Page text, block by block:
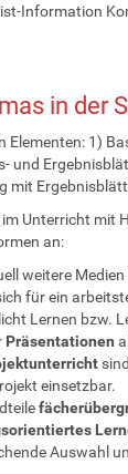
Information
in der
Elementen: 1)
und
mit
Unterricht mit
an:
weitere
für ein
Lernen
Präsentationen
einsetzbar.
Auswahl